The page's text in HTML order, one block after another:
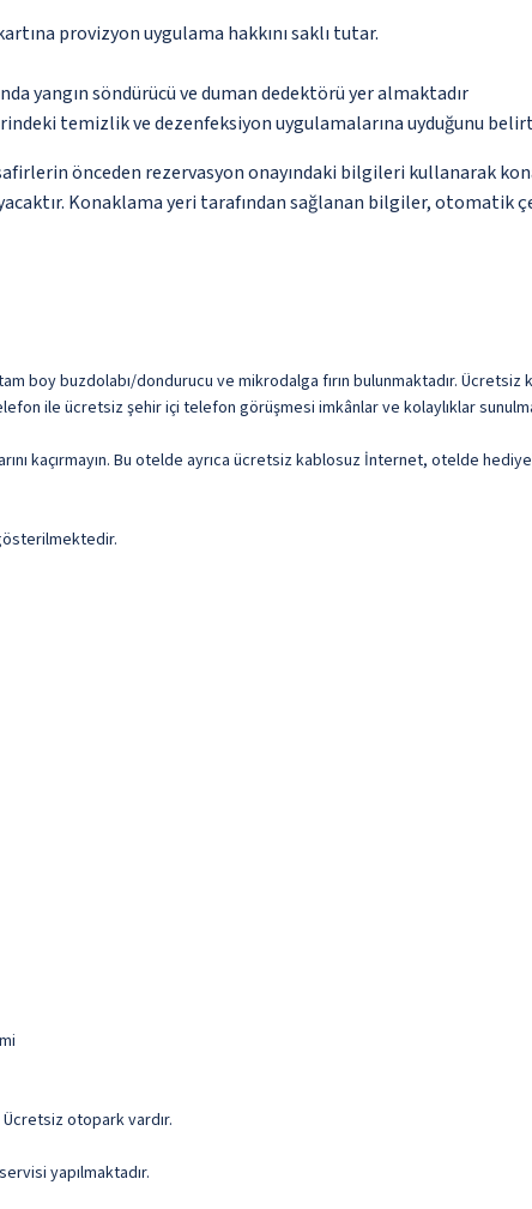
provizyon uygulama hakkını saklı tutar.
yangın söndürücü ve duman dedektörü yer almaktadır
temizlik ve dezenfeksiyon uygulamalarına uyduğunu
önceden rezervasyon onayındaki bilgileri kullanarak
Konaklama yeri tarafından sağlanan bilgiler, otomatik
boy buzdolabı/dondurucu ve mikrodalga fırın bulunmaktadır.
ile ücretsiz şehir içi telefon görüşmesi imkânlar ve kolaylıklar
kaçırmayın. Bu otelde ayrıca ücretsiz kablosuz İnternet, otelde
Ücretsiz otopark vardır.
yapılmaktadır.